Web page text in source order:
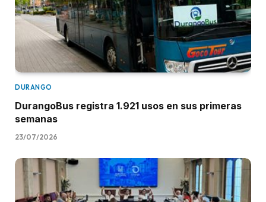
DURANGO
DurangoBus registra 1.921 usos en sus primeras
semanas
23/07/2026